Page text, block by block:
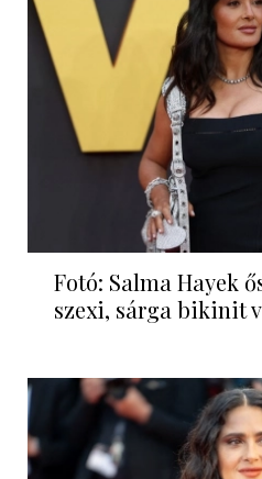
Fotó: Salma Hayek
szexi, sárga bikinit